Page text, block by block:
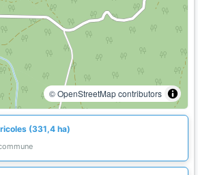
© OpenStreetMap contributors
(331,4 ha)